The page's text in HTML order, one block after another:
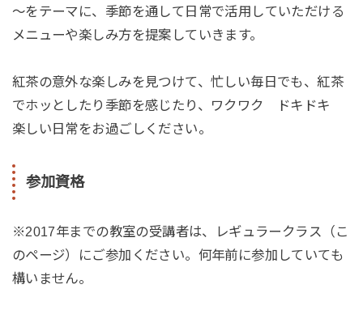
～をテーマに、季節を通して日常で活用していただける
メニューや楽しみ方を提案していきます。
紅茶の意外な楽しみを見つけて、忙しい毎日でも、紅茶
でホッとしたり季節を感じたり、ワクワク ドキドキ
楽しい日常をお過ごしください。
参加資格
※2017年までの教室の受講者は、レギュラークラス（こ
のページ）にご参加ください。何年前に参加していても
構いません。